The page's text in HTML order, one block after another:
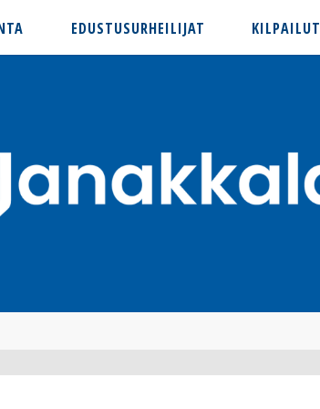
EDUSTUSURHEILIJAT KILPAILUT